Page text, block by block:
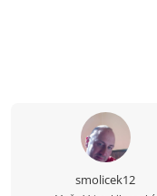
smolicek12